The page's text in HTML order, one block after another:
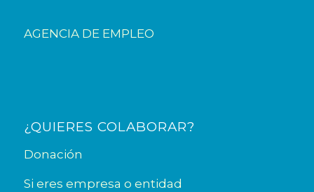
AGENCIA DE EMPLEO
¿QUIERES COLABORAR?
Donación
Si eres empresa o entidad